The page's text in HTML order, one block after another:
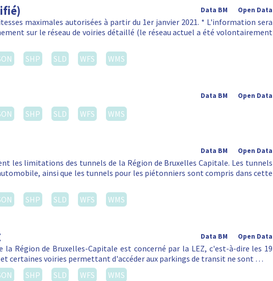
Open Data
Data BM
maximales autorisées à partir du 1er janvier 2021. * L'information sera
sur le réseau de voiries détaillé (le réseau actuel a été volontairement
SHP SLD WFS WMS
Open Data
Data BM
SHP SLD WFS WMS
Open Data
Data BM
les limitations des tunnels de la Région de Bruxelles Capitale. Les tunnels
ainsi que les tunnels pour les piétonniers sont compris dans cette
SHP SLD WFS WMS
Open Data
Data BM
Région de Bruxelles-Capitale est concerné par la LEZ, c'est-à-dire les 19
et certaines voiries permettant d'accéder aux parkings de transit ne sont …
SHP SLD WFS WMS